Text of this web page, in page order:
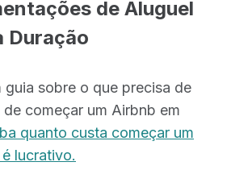
de Aluguel
Duração
guia sobre o que precisa de
de começar um Airbnb em
quanto custa começar um
lucrativo.